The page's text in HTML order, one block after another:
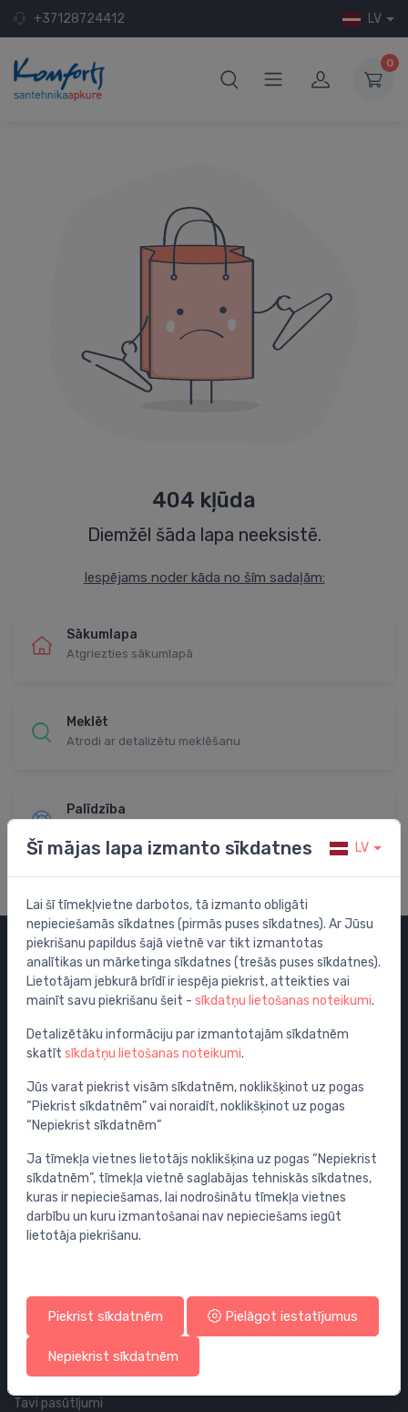
+37128724412 LV
0
404 kļūda
Diemžēl šāda lapa neeksistē.
Iespējams noder kāda no šīm sadaļām:
Sākumlapa
Atgriezties sākumlapā
Meklēt
Atrodi ar detalizētu meklēšanu
Palīdzība
Kategorijas
Izpārdošana
Maisītāji
Izlietnes
Tualetes podi
Vannas
Dušas
Vannas istabas piederumi
Mēbeles
Rāmji un skalošanas sistēmas
Sifoni
Cauruļvadi un Veidgabali
Profila un piegādes informācija
Tavs konts
Tavi pasūtījumi
Šī mājas lapa izmanto sīkdatnes LV
Lai šī tīmekļvietne darbotos, tā izmanto obligāti
nepieciešamās sīkdatnes (pirmās puses sīkdatnes). Ar Jūsu
piekrišanu papildus šajā vietnē var tikt izmantotas
analītikas un mārketinga sīkdatnes (trešās puses sīkdatnes).
Lietotājam jebkurā brīdī ir iespēja piekrist, atteikties vai
mainīt savu piekrišanu šeit - sīkdatņu lietošanas noteikumi.
Detalizētāku informāciju par izmantotajām sīkdatnēm
skatīt sīkdatņu lietošanas noteikumi.
Jūs varat piekrist visām sīkdatnēm, noklikšķinot uz pogas
“Piekrist sīkdatnēm” vai noraidīt, noklikšķinot uz pogas
“Nepiekrist sīkdatnēm”
Ja tīmekļa vietnes lietotājs noklikšķina uz pogas “Nepiekrist
sīkdatnēm”, tīmekļa vietnē saglabājas tehniskās sīkdatnes,
kuras ir nepieciešamas, lai nodrošinātu tīmekļa vietnes
darbību un kuru izmantošanai nav nepieciešams iegūt
lietotāja piekrišanu.
Piekrist sīkdatnēm Pielāgot iestatījumus
Nepiekrist sīkdatnēm